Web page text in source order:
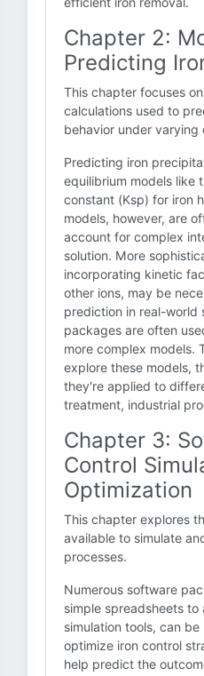
Chapter 2:
Predicting
This chapter focuses
calculations used to
behavior under varying
Predicting iron
equilibrium models like
constant (Ksp) for iron
models, however, are
account for complex
solution. More
incorporating kinetic
other ions, may be
prediction in real-world
packages are often
more complex models.
explore these models,
they're applied to
treatment, industrial
Chapter 3:
Control
Optimization
This chapter explores
available to simulate
processes.
Numerous software
simple spreadsheets
simulation tools, can
optimize iron control
help predict the